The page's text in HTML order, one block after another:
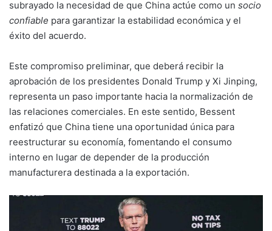
subrayado la necesidad de que China actúe como un socio
confiable para garantizar la estabilidad económica y el
éxito del acuerdo.
Este compromiso preliminar, que deberá recibir la
aprobación de los presidentes Donald Trump y Xi Jinping,
representa un paso importante hacia la normalización de
las relaciones comerciales. En este sentido, Bessent
enfatizó que China tiene una oportunidad única para
reestructurar su economía, fomentando el consumo
interno en lugar de depender de la producción
manufacturera destinada a la exportación.